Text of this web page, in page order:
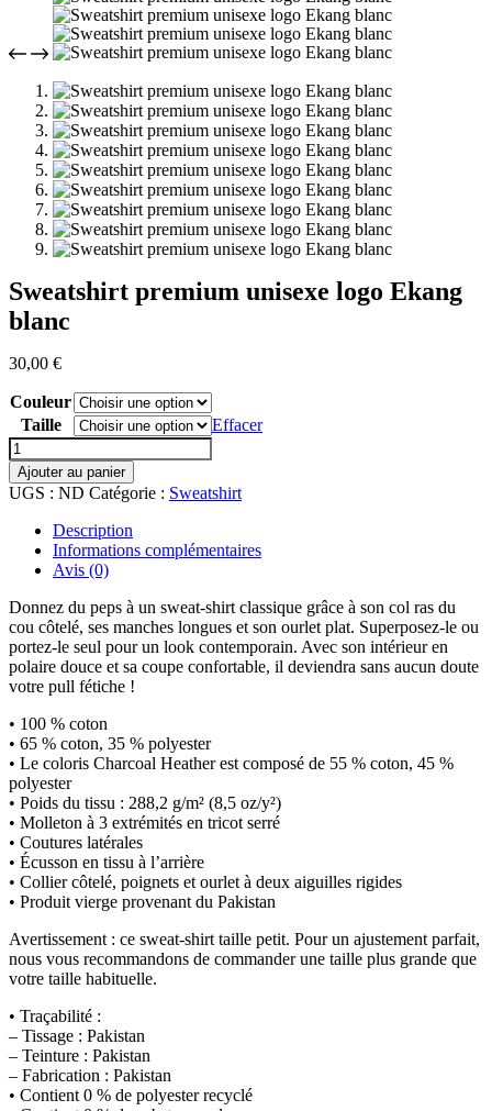
Sweatshirt premium unisexe logo Ekang
blanc
30,00 €
Couleur
Taille
Effacer
quantité
de
Sweatshirt
premium
unisexe
logo
Ekang
Ajouter au panier
UGS : ND Catégorie : Sweatshirt
Description
Informations complémentaires
Avis (0)
Donnez du peps à un sweat-shirt classique grâce à son col ras du
cou côtelé, ses manches longues et son ourlet plat. Superposez-le ou
portez-le seul pour un look contemporain. Avec son intérieur en
polaire douce et sa coupe confortable, il deviendra sans aucun doute
votre pull fétiche !
• 100 % coton
• 65 % coton, 35 % polyester
• Le coloris Charcoal Heather est composé de 55 % coton, 45 %
polyester
• Poids du tissu : 288,2 g/m² (8,5 oz/y²)
• Molleton à 3 extrémités en tricot serré
• Coutures latérales
• Écusson en tissu à l’arrière
• Collier côtelé, poignets et ourlet à deux aiguilles rigides
• Produit vierge provenant du Pakistan
Avertissement : ce sweat-shirt taille petit. Pour un ajustement parfait,
nous vous recommandons de commander une taille plus grande que
votre taille habituelle.
• Traçabilité :
– Tissage : Pakistan
– Teinture : Pakistan
– Fabrication : Pakistan
• Contient 0 % de polyester recyclé